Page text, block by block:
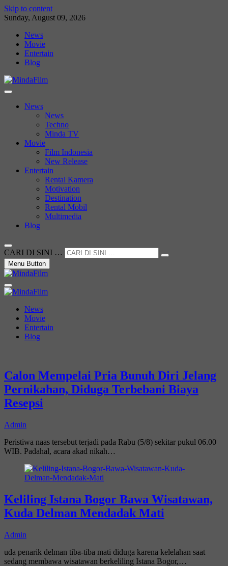
Skip to content
Sunday, August 09, 2026
News
Movie
Entertain
Blog
News
News
Techno
Minda TV
Movie
Film Indonesia
New Release
Entertain
Rental Kamera
Motivation
Destination
Rental Mobil
Multimedia
Blog
CARI DI SINI …
Menu Button
MindaFilm
Not Just a Movie
News
Movie
Entertain
Blog
Calon Mempelai Pria Bunuh Diri Jelang
Pernikahan, Diduga Terbebani Biaya
Resepsi
Admin
Peristiwa naas tersebut terjadi pada Rabu (5/8) sekitar pukul 06.00
WIB. Padahal, acara akad nikah…
Keliling Istana Bogor Bawa Wisatawan,
Kuda Delman Mendadak Mati
Admin
uda penarik delman tiba-tiba mati diduga karena kelelahan saat
sedang membawa wisatawan berkeliling Istana Bogor,…